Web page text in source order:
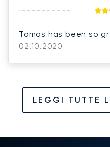
Tomas has been so
02.10.2020
LEGGI TUTTE